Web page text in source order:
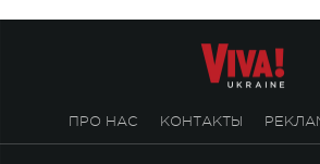
ПРО НАС КОНТАКТЫ